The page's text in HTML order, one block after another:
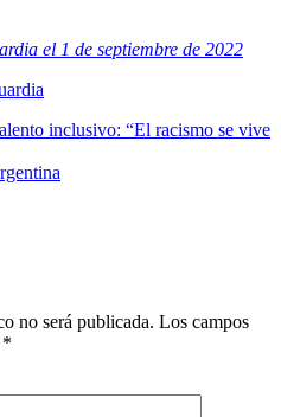
el 1 de septiembre de 2022
inclusivo: “El racismo se vive
no será publicada. Los campos
*